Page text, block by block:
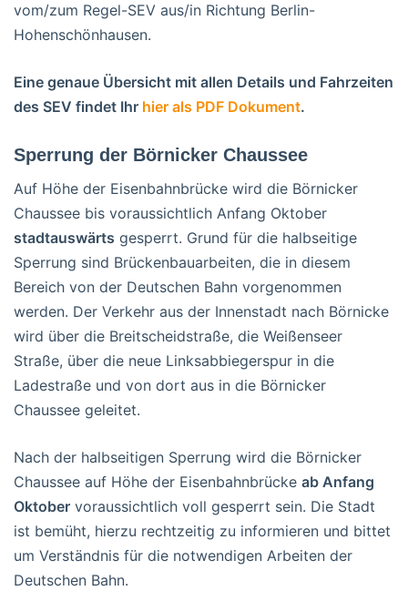
vom/zum Regel-SEV aus/in Richtung Berlin-
Hohenschönhausen.
Eine genaue Übersicht mit allen Details und Fahrzeiten
des SEV findet Ihr hier als PDF Dokument.
Sperrung der Börnicker Chaussee
Auf Höhe der Eisenbahnbrücke wird die Börnicker
Chaussee bis voraussichtlich Anfang Oktober
stadtauswärts gesperrt. Grund für die halbseitige
Sperrung sind Brückenbauarbeiten, die in diesem
Bereich von der Deutschen Bahn vorgenommen
werden. Der Verkehr aus der Innenstadt nach Börnicke
wird über die Breitscheidstraße, die Weißenseer
Straße, über die neue Linksabbiegerspur in die
Ladestraße und von dort aus in die Börnicker
Chaussee geleitet.
Nach der halbseitigen Sperrung wird die Börnicker
Chaussee auf Höhe der Eisenbahnbrücke ab Anfang
Oktober voraussichtlich voll gesperrt sein. Die Stadt
ist bemüht, hierzu rechtzeitig zu informieren und bittet
um Verständnis für die notwendigen Arbeiten der
Deutschen Bahn.